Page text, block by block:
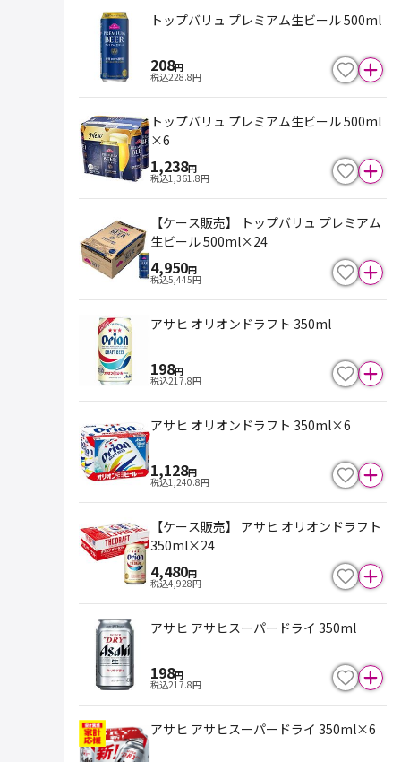
トップバリュ プレミアム生ビール 500ml
208円
税込228.8円
トップバリュ プレミアム生ビール 500ml
×6
1,238円
税込1,361.8円
【ケース販売】 トップバリュ プレミアム
生ビール 500ml×24
4,950円
税込5,445円
アサヒ オリオンドラフト 350ml
198円
税込217.8円
アサヒ オリオンドラフト 350ml×6
1,128円
税込1,240.8円
【ケース販売】 アサヒ オリオンドラフト
350ml×24
4,480円
税込4,928円
アサヒ アサヒスーパードライ 350ml
198円
税込217.8円
アサヒ アサヒスーパードライ 350ml×6